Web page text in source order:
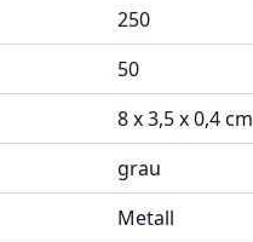
250
50
8 x 3,5 x 0,4 cm
grau
Metall